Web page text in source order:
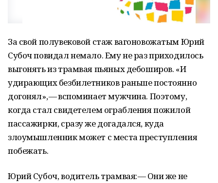
За свой полувековой стаж вагоновожатым Юрий
Субоч повидал немало. Ему не раз приходилось
выгонять из трамвая пьяных дебоширов. «И
удирающих безбилетников раньше постоянно
догонял», — вспоминает мужчина. Поэтому,
когда стал свидетелем ограбления пожилой
пассажирки, сразу же догадался, куда
злоумышленник может с места преступления
побежать.
Юрий Субоч, водитель трамвая: — Они же не